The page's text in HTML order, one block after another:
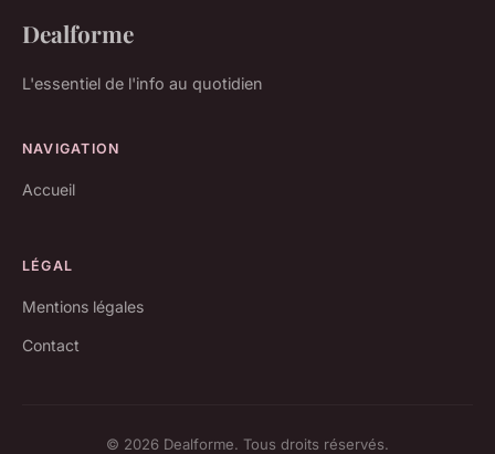
Dealforme
L'essentiel de l'info au quotidien
NAVIGATION
Accueil
LÉGAL
Mentions légales
Contact
© 2026 Dealforme. Tous droits réservés.